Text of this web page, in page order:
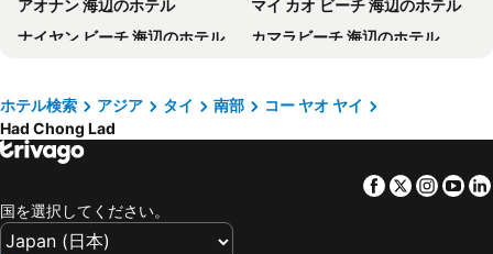
アオナン 海辺のホテル
マイ カオ ビーチ 海辺のホテル
ナイヤン ビーチ 海辺のホテル
カマラビーチ 海辺のホテル
パンワ岬（プーケット） 海辺のホテル
ラワイ ビーチ 海辺のホテル
カタ ノイ ビーチ 海辺のホテル
ライレイ ビーチ 海辺のホテル
スリン ビーチ 海辺のホテル
シャロン湾 海辺のホテル
ホテル検索 アジア タイ 南部
コー ヤオ ヤイ
Had Chong Lad
Facebook
Twitter
国を選択してください。